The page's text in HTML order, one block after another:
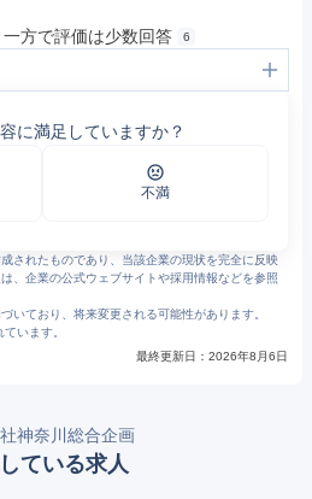
方で評価は少数回答
6
エン カイシャの評判
に満足していますか？
不満
されたものであり、当該企業の現状を完全に反映
、企業の公式ウェブサイトや採用情報などを参照
いており、将来変更される可能性があります。
います。
最終更新日： 2026年8月6日
神奈川総合企画
ている求人